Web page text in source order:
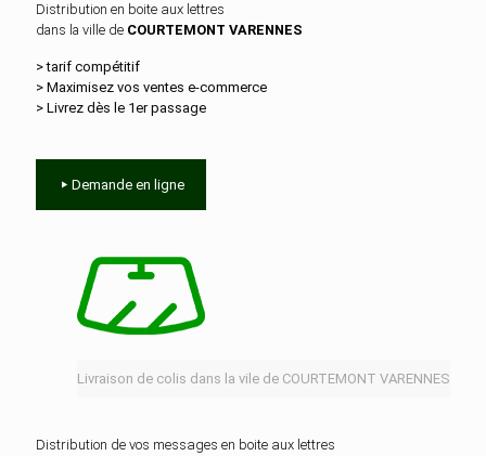
Distribution en boite aux lettres
dans la ville de COURTEMONT VARENNES
> tarif compétitif
> Maximisez vos ventes e‑commerce
> Livrez dès le 1er passage
Demande en ligne
Livraison de colis dans la vile de COURTEMONT VARENNES
Distribution de vos messages en boite aux lettres